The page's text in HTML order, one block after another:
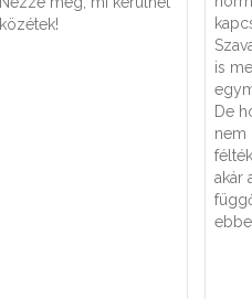
közétek!
is
De
nem
akár